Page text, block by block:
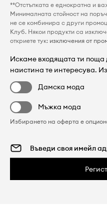
**Отстъпката е еднократна и
Минималната стойност на
не се комбинира с други
Клуб. Някои продукти са
откриете тук: изключения от
Искаме входящата ти поща
наистина те интересува.
Дамска мода
Мъжка мода
Избирането на оферта е